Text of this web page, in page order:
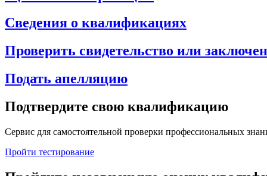
Сведения о квалификациях
Проверить свидетельство или
Подать апелляцию
Подтвердите свою квалификацию
Сервис для самостоятельной проверки профессиональных
Пройти тестирование